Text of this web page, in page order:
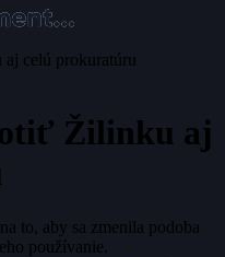
celú prokuratúru
Žilinku aj
to, aby sa zmenila podoba
používanie.